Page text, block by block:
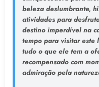
beleza deslumbrante,
atividades para
destino imperdível na
tempo para visitar este
tudo o que ele tem a
recompensado com
admiração pela